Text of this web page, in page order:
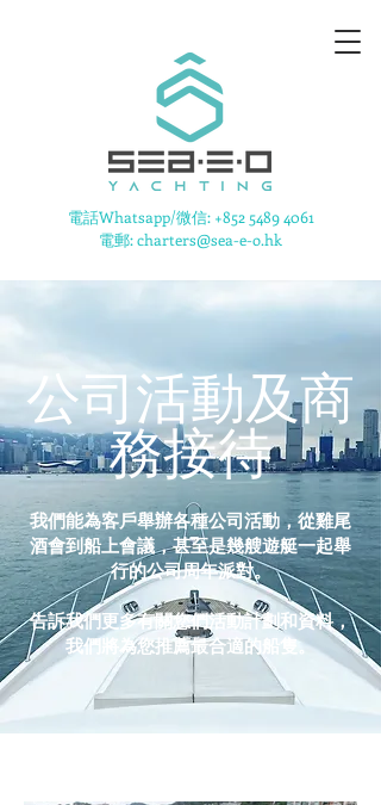
​電話Whatsapp/微信: +852 5489 4061
電郵: charters@sea-e-o.hk
公司活動及商
務接待
我們能為客戶舉辦各種公司活動，從雞尾
酒會到船上會議，甚至是幾艘遊艇一起舉
行的公司周年派對。
告訴我們更多有關您們活動計劃和資料，
我們將為您推薦最合適的船隻。